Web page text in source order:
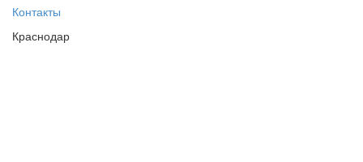
Контакты
Краснодар